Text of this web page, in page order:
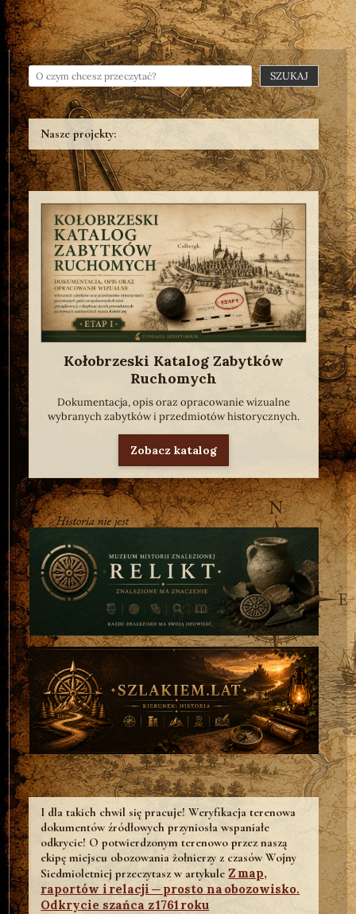
SZUKAJ
Nasze projekty:
Kołobrzeski Katalog Zabytków
Ruchomych
Dokumentacja, opis oraz opracowanie wizualne
wybranych zabytków i przedmiotów historycznych.
Zobacz katalog
I dla takich chwil się pracuje! Weryfikacja terenowa
dokumentów źródłowych przyniosła wspaniałe
odkrycie! O potwierdzonym terenowo przez naszą
ekipę miejscu obozowania żołnierzy z czasów Wojny
Siedmioletniej przeczytasz w artykuleZ map,
raportów i relacji — prosto na obozowisko.
Odkrycie szańca z 1761 roku